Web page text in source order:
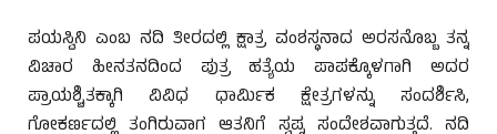
ಪಯಸ್ವಿನಿ ಎಂಬ ನದಿ ತೀರದಲ್ಲಿ ಕ್ಷಾತ್ರ ವಂಶಸ್ಥನಾದ ಅರಸನೊಬ್ಬ ತನ್ನ
ವಿಚಾರ ಹೀನತನದಿಂದ ಪುತ್ರ ಹತ್ಯೆಯ ಪಾಪಕ್ಕೊಳಗಾಗಿ ಅದರ
ಪ್ರಾಯಶ್ಚಿತಕ್ಕಾಗಿ ವಿವಿಧ ಧಾರ್ಮಿಕ ಕ್ಷೇತ್ರಗಳನ್ನು ಸಂದರ್ಶಿಸಿ,
ಗೋಕರ್ಣದಲ್ಲಿ ತಂಗಿರುವಾಗ ಆತನಿಗೆ ಸ್ವಪ್ನ ಸಂದೇಶವಾಗುತ್ತದೆ. ನದಿ